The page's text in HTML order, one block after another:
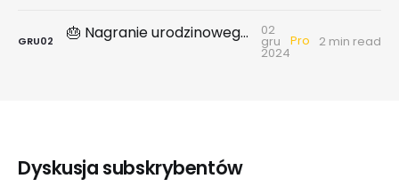
GRU02 🎂 Nagranie urodzinowego webinar 2024.XI.28 - rozwój FLTR, nasze projekty, konkurs z nagrodami 02
gru
2024
Pro 2 min read
Dyskusja subskrybentów